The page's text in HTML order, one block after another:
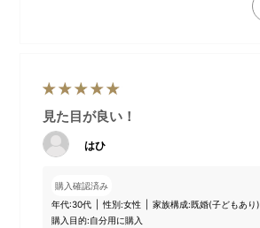
見た目が良い！
はひ
購入確認済み
年代:30代 性別:女性 家族構成:既婚(子どもあり)
購入目的:自分用に購入